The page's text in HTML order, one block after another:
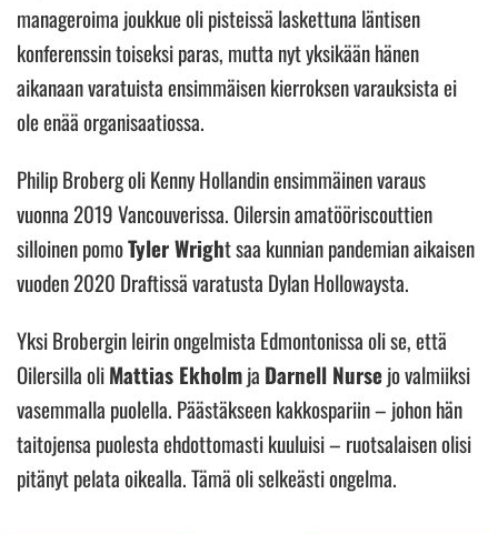
manageroima joukkue oli pisteissä laskettuna läntisen
konferenssin toiseksi paras, mutta nyt yksikään hänen
aikanaan varatuista ensimmäisen kierroksen varauksista ei
ole enää organisaatiossa.
Philip Broberg oli Kenny Hollandin ensimmäinen varaus
vuonna 2019 Vancouverissa. Oilersin amatööriscouttien
silloinen pomoTyler Wright saa kunnian pandemian aikaisen
vuoden 2020 Draftissä varatusta Dylan Hollowaysta.
Yksi Brobergin leirin ongelmista Edmontonissa oli se, että
Oilersilla oliMattias Ekholmja Darnell Nursejo valmiiksi
vasemmalla puolella. Päästäkseen kakkospariin – johon hän
taitojensa puolesta ehdottomasti kuuluisi – ruotsalaisen olisi
pitänyt pelata oikealla. Tämä oli selkeästi ongelma.